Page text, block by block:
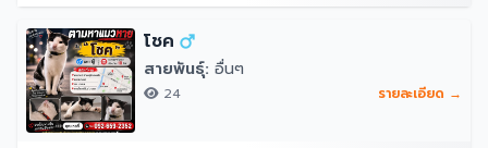
โชค
สายพันธุ์: อื่นๆ
24 รายละเอียด →